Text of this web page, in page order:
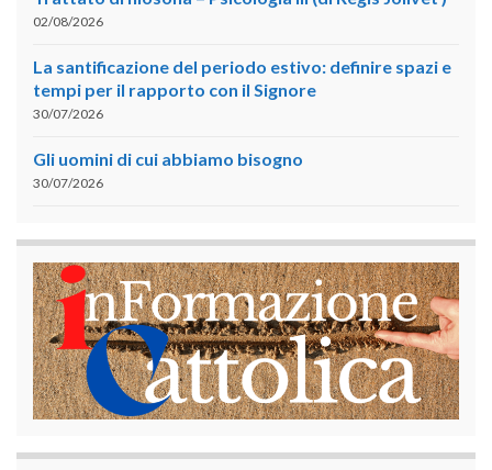
02/08/2026
La santificazione del periodo estivo: definire spazi e
tempi per il rapporto con il Signore
30/07/2026
Gli uomini di cui abbiamo bisogno
30/07/2026